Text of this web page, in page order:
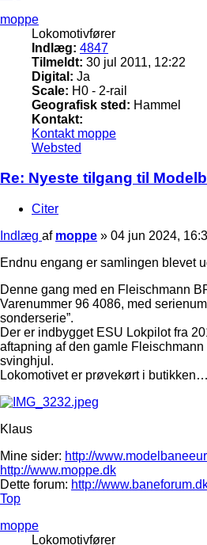
moppe
Lokomotivfører
Indlæg: 4847
Tilmeldt: 30 jul 2011, 12:22
Digital: Ja
Scale: H0 - 2-rail
Geografisk sted: Hammel
Kontakt:
Kontakt moppe
Websted
Re: Nyeste tilgang til
Citer
Indlæg af moppe » 04 jun 2024,
Endnu engang er samlingen blevet
Denne gang med en Fleischmann
Varenummer 96 4086, med
sonderserie”.
Der er indbygget ESU Lokpilot fra
aftapning af den gamle
svinghjul.
Lokomotivet er prøvekørt i
Klaus
Mine sider: http://
http://www.moppe.dk
Dette forum: http://
Top
moppe
Lokomotivfører